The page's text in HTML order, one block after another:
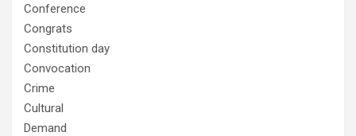
Conference
Congrats
Constitution day
Convocation
Crime
Cultural
Demand